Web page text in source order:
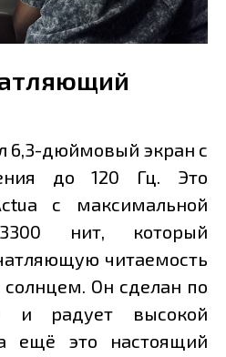
6,3-дюймовый экран с
до 120 Гц. Это
с максимальной
нит, который
читаемость
Он сделан по
и радует высокой
а ещё это настоящий